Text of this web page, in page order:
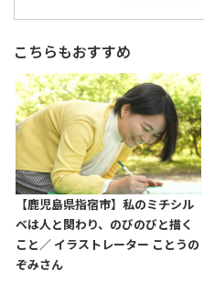
こちらもおすすめ
【鹿児島県指宿市】私のミチシル
ベは人と関わり、のびのびと描く
こと／ イラストレーター ことうの
ぞみさん